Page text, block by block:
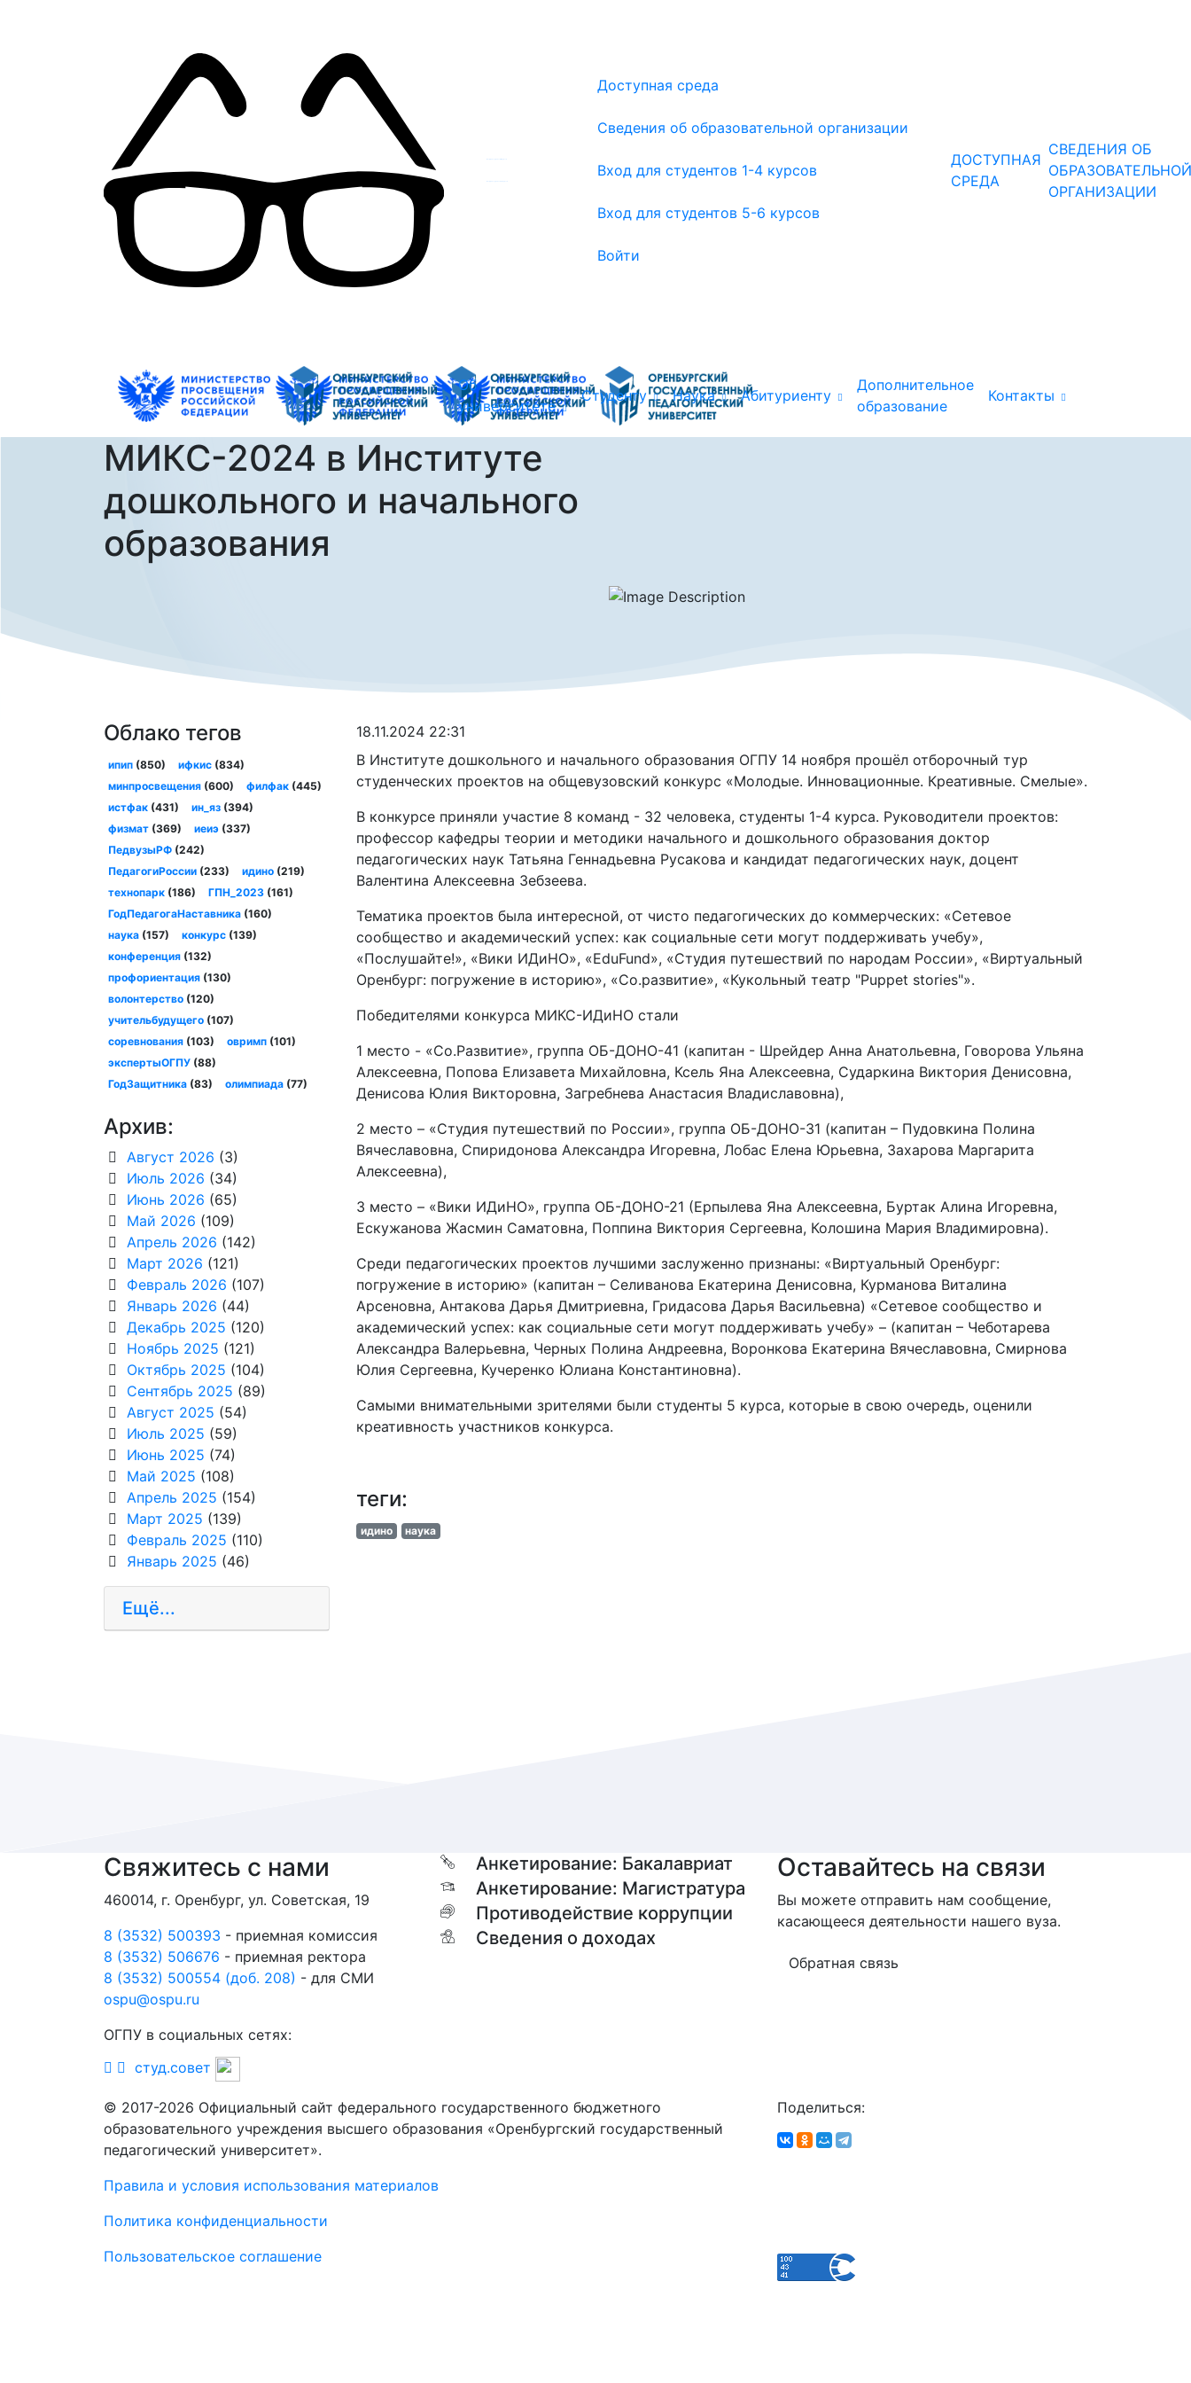
Доступная среда
Сведения об образовательной организации
Вход для студентов 1-4 курсов
Вход для студентов 5-6 курсов
Войти
ДОСТУПНАЯ
СРЕДА
СВЕДЕНИЯ ОБ
ОБРАЗОВАТЕЛЬНОЙ
ОРГАНИЗАЦИИ
Об
университете
Студенту Наука Абитуриенту
Дополнительное
образование
Контакты
МИКС-2024 в Институте
дошкольного и начального
образования
18.11.2024 22:31
В Институте дошкольного и начального образования ОГПУ 14 ноября прошёл отборочный тур
студенческих проектов на общевузовский конкурс «Молодые. Инновационные. Креативные. Смелые».
В конкурсе приняли участие 8 команд - 32 человека, студенты 1-4 курса. Руководители проектов:
профессор кафедры теории и методики начального и дошкольного образования доктор
педагогических наук Татьяна Геннадьевна Русакова и кандидат педагогических наук, доцент
Валентина Алексеевна Зебзеева.
Тематика проектов была интересной, от чисто педагогических до коммерческих: «Сетевое
сообщество и академический успех: как социальные сети могут поддерживать учебу»,
«Послушайте!», «Вики ИДиНО», «EduFund», «Студия путешествий по народам России», «Виртуальный
Оренбург: погружение в историю», «Со.развитие», «Кукольный театр "Puppet stories"».
Победителями конкурса МИКС-ИДиНО стали
1 место - «Со.Развитие», группа ОБ-ДОНО-41 (капитан - Шрейдер Анна Анатольевна, Говорова Ульяна
Алексеевна, Попова Елизавета Михайловна, Ксель Яна Алексеевна, Сударкина Виктория Денисовна,
Денисова Юлия Викторовна, Загребнева Анастасия Владиславовна),
2 место – «Студия путешествий по России», группа ОБ-ДОНО-31 (капитан – Пудовкина Полина
Вячеславовна, Спиридонова Александра Игоревна, Лобас Елена Юрьевна, Захарова Маргарита
Алексеевна),
3 место – «Вики ИДиНО», группа ОБ-ДОНО-21 (Ерпылева Яна Алексеевна, Буртак Алина Игоревна,
Ескужанова Жасмин Саматовна, Поппина Виктория Сергеевна, Колошина Мария Владимировна).
Среди педагогических проектов лучшими заслуженно признаны: «Виртуальный Оренбург:
погружение в историю» (капитан – Селиванова Екатерина Денисовна, Курманова Виталина
Арсеновна, Антакова Дарья Дмитриевна, Гридасова Дарья Васильевна) «Сетевое сообщество и
академический успех: как социальные сети могут поддерживать учебу» – (капитан – Чеботарева
Александра Валерьевна, Черных Полина Андреевна, Воронкова Екатерина Вячеславовна, Смирнова
Юлия Сергеевна, Кучеренко Юлиана Константиновна).
Самыми внимательными зрителями были студенты 5 курса, которые в свою очередь, оценили
креативность участников конкурса.
теги:
идино наука
Облако тегов
ипип(850) ифкис (834)
минпросвещения(600) филфак (445)
истфак(431) ин_яз (394)
физмат(369) иеиэ (337)
ПедвузыРФ(242)
ПедагогиРоссии(233) идино (219)
технопарк(186) ГПН_2023 (161)
ГодПедагогаНаставника(160)
наука(157) конкурс (139)
конференция(132)
профориентация(130)
волонтерство(120)
учительбудущего(107)
соревнования(103) овримп (101)
экспертыОГПУ(88)
ГодЗащитника(83) олимпиада (77)
Архив:
Август 2026 (3)
Июль 2026 (34)
Июнь 2026 (65)
Май 2026 (109)
Апрель 2026 (142)
Март 2026 (121)
Февраль 2026 (107)
Январь 2026 (44)
Декабрь 2025 (120)
Ноябрь 2025 (121)
Октябрь 2025 (104)
Сентябрь 2025 (89)
Август 2025 (54)
Июль 2025 (59)
Июнь 2025 (74)
Май 2025 (108)
Апрель 2025 (154)
Март 2025 (139)
Февраль 2025 (110)
Январь 2025 (46)
Ещё...
Свяжитесь с нами
460014, г. Оренбург, ул. Советская, 19
8 (3532) 500393 - приемная комиссия
8 (3532) 506676 - приемная ректора
8 (3532) 500554 (доб. 208) - для СМИ
ospu@ospu.ru
ОГПУ в социальных сетях:
студ.совет
Анкетирование: Бакалавриат
Анкетирование: Магистратура
Противодействие коррупции
Сведения о доходах
Оставайтесь на связи
Вы можете отправить нам сообщение,
касающееся деятельности нашего вуза.
Обратная связь
© 2017-2026 Официальный сайт федерального государственного бюджетного
образовательного учреждения высшего образования «Оренбургский государственный
педагогический университет».
Правила и условия использования материалов
Политика конфиденциальности
Пользовательское соглашение
Поделиться: